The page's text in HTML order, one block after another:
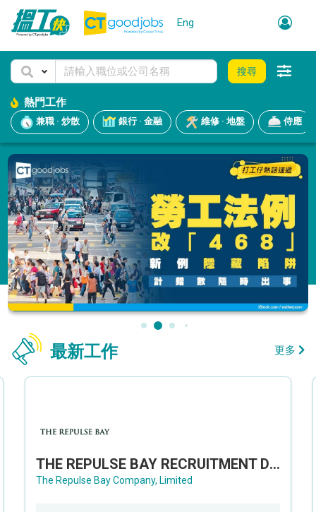
Eng
搜尋
熱門工作
兼職 · 炒散 銀行 · 金融 維修 · 地盤 侍應
最新工作 更多
THE REPULSE BAY RECRUITMENT DAY 淺水灣影灣園人才招聘會
The Repulse Bay Company, Limited